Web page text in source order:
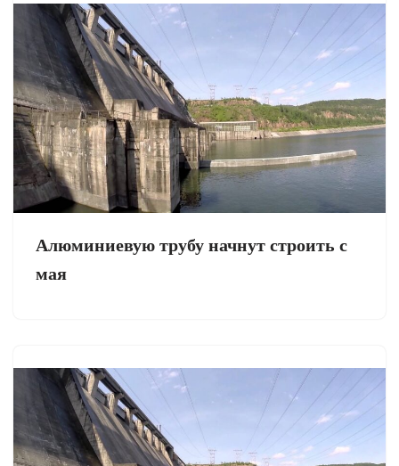
Алюминиевую трубу начнут строить с
мая